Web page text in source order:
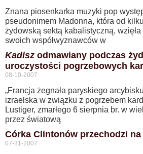
Znana piosenkarka muzyki pop
pseudonimem Madonna, która od
żydowską sektą kabalistyczną, wzięła
swoich współwyznawców w
Kadisz odmawiany podczas
uroczystości pogrzebowych
08-10-2007
„Francja żegnała paryskiego
izraelska w związku z pogrzebem
Lustiger, zmarłego 6 sierpnia br. w
przez światową
Córka Clintonów przechodzi
07-31-2007